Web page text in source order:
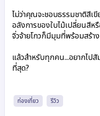
ไม่ว่าคุณจะชอบธรรมชาติสีเ
อลังการของใบไม้เปลี่ยนสีห
จิ่วจ้ายโกวก็มีมุมที่พร้อมสร้า
แล้วสำหรับทุกคน...อยากไป
ที่สุด?
ท่องเที่ยว รีวิว